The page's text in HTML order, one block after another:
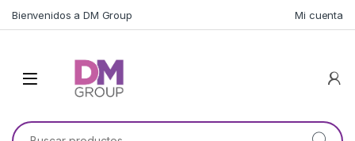
Bienvenidos a DM Group Mi cuenta
Buscar por: